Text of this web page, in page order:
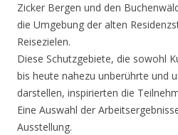
Zicker Bergen und den
die Umgebung der alten
Reisezielen.
Diese Schutzgebiete, die sowohl
bis heute nahezu unberührte und
darstellen, inspirierten die
Eine Auswahl der
Ausstellung.